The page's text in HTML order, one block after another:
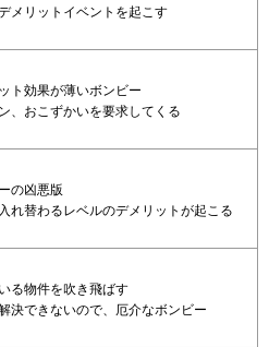
メリットイベントを起こす
ト効果が薄いボンビー
、おこずかいを要求してくる
の凶悪版
れ替わるレベルのデメリットが起こる
る物件を吹き飛ばす
決できないので、厄介なボンビー